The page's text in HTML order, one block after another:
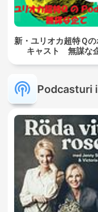
新・ユリオカ超特Ｑ
キャスト 無謀な
Podcasturi